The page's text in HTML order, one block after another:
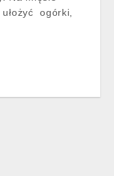
ogórki,